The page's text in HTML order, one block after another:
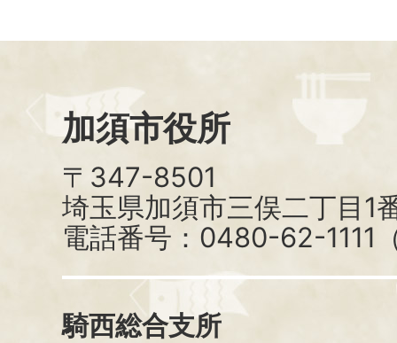
加須市役所
〒347-8501
埼玉県加須市三俣二丁目1
電話番号：0480-62-1111
騎西総合支所